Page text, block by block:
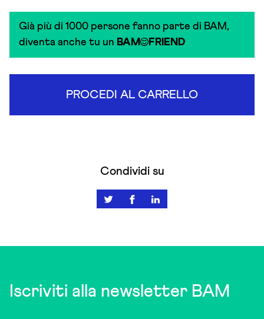
Già più di 1000 persone fanno parte di BAM,
diventa anche tu un BAM FRIEND
PROCEDI AL CARRELLO
Condividi su
Iscriviti alla newsletter BAM